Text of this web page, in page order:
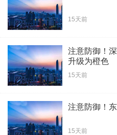
15天前
注意防御！
升级为橙色
15天前
注意防御！
15天前